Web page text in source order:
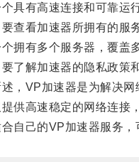
有高速连接和可靠运行
看加速器所拥有的服务
有多个服务器，覆盖多
解加速器的隐私政策和
VP加速器是为解决网
高速稳定的网络连接，
己的VP加速器服务，